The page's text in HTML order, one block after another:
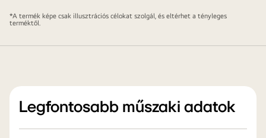
állványalap,
kábeltartó,
DP
kábel,
*A termék képe csak illusztrációs célokat szolgál, és eltérhet a tényleges
terméktől.
Legfontosabb műszaki adatok